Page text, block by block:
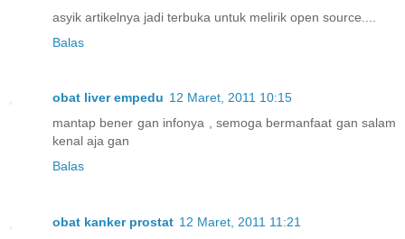
asyik artikelnya jadi terbuka untuk melirik open source....
Balas
obat liver empedu 12 Maret, 2011 10:15
mantap bener gan infonya , semoga bermanfaat gan salam
kenal aja gan
Balas
obat kanker prostat 12 Maret, 2011 11:21